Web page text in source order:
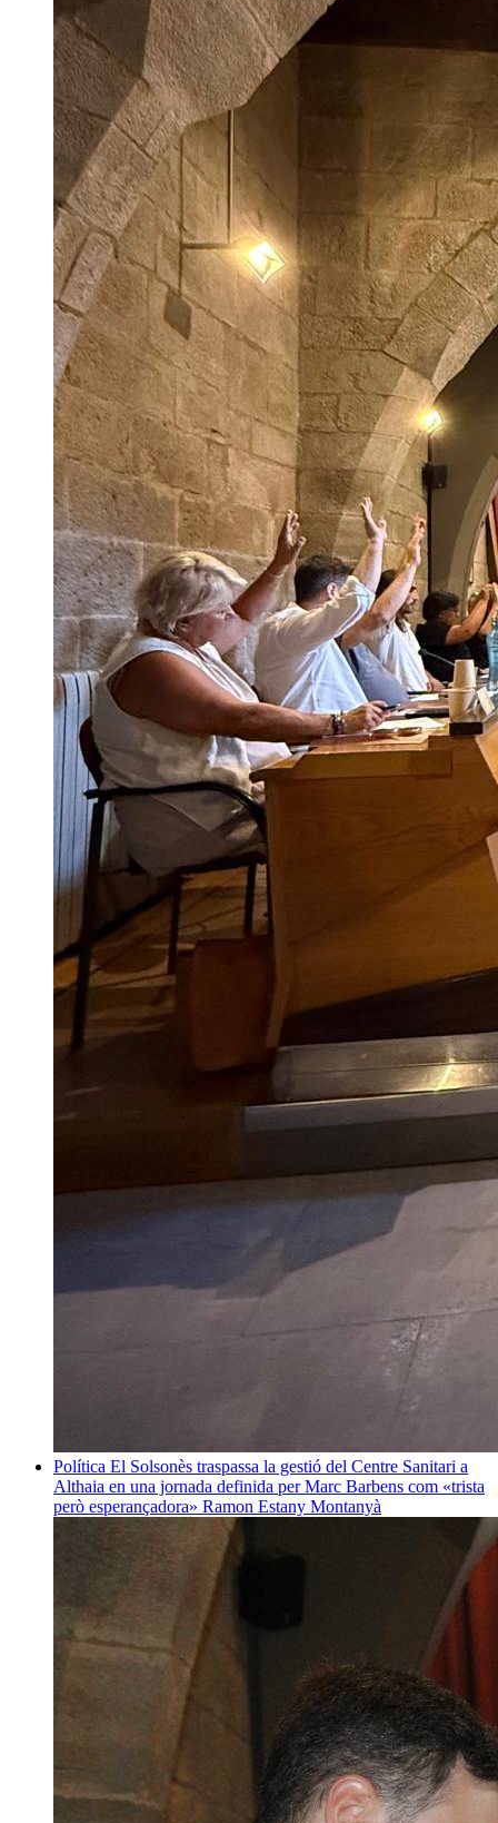
Política El Solsonès traspassa la gestió del Centre Sanitari a
Althaia en una jornada definida per Marc Barbens com «trista
però esperançadora» Ramon Estany Montanyà